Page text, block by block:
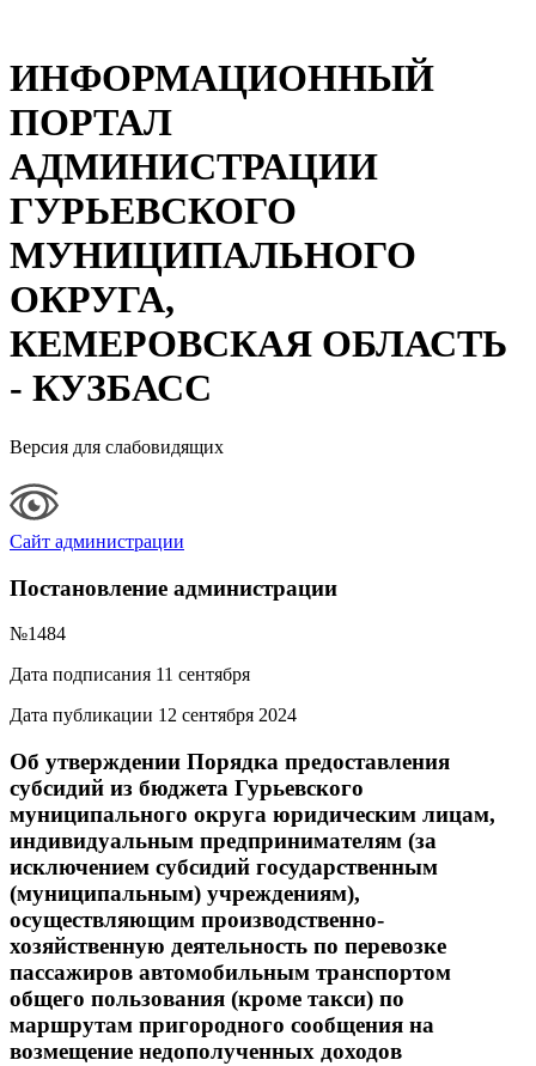
ИНФОРМАЦИОННЫЙ
ПОРТАЛ
АДМИНИСТРАЦИИ
ГУРЬЕВСКОГО
МУНИЦИПАЛЬНОГО
ОКРУГА,
КЕМЕРОВСКАЯ ОБЛАСТЬ
- КУЗБАСС
Версия для слабовидящих
Сайт администрации
Постановление администрации
№1484
Дата подписания 11 сентября
Дата публикации 12 сентября 2024
Об утверждении Порядка предоставления
субсидий из бюджета Гурьевского
муниципального округа юридическим лицам,
индивидуальным предпринимателям (за
исключением субсидий государственным
(муниципальным) учреждениям),
осуществляющим производственно-
хозяйственную деятельность по перевозке
пассажиров автомобильным транспортом
общего пользования (кроме такси) по
маршрутам пригородного сообщения на
возмещение недополученных доходов